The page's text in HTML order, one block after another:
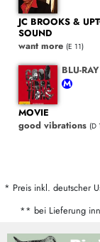
JC BROOKS &
SOUND
want more (E 11)
BLU-
MOVIE
good vibrations (D
* Preis inkl. deutscher
** bei Lieferung